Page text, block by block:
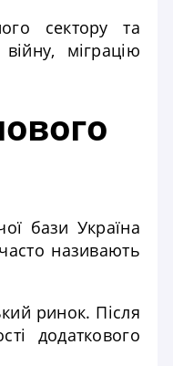
сектору та
міграцію
бази Україна
називають
ринок. Після
додаткового